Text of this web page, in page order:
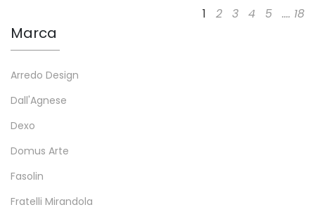
1 2 3 4 5 .... 18
Marca
Arredo Design
Dall'Agnese
Dexo
Domus Arte
Fasolin
Fratelli Mirandola